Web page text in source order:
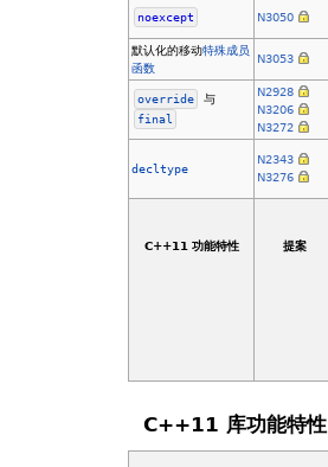
noexcept N3050
默认化的移动特殊成员
函数
N3053
override
与
final
N2928
N3206
N3272
decltype
N2343
N3276
C++11 功能特性 提案
C++11 库功能特性